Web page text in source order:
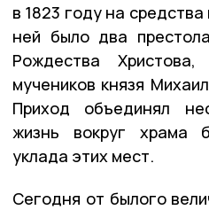
в 1823 году на
ней было два
Рождества
мучеников князя
Приход объединял
жизнь вокруг храма
уклада этих мест.
Сегодня от былого